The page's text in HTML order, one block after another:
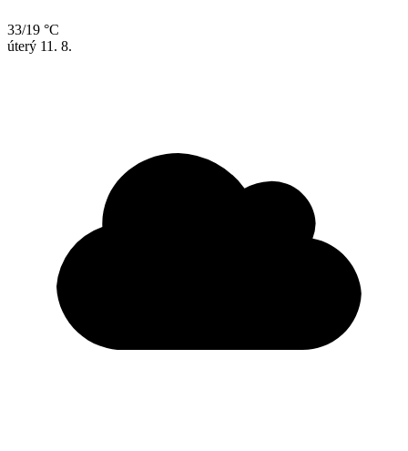
33/19 °C
úterý 11. 8.